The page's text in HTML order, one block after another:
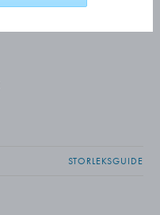
STORLEKSGUIDE